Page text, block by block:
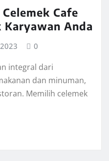
Cafe
Anda
0
integral dari
dan minuman,
Memilih celemek